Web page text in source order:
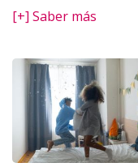
[+] Saber más